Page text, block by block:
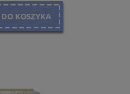
DO KOSZYKA